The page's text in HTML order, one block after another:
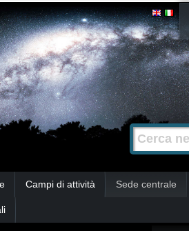
Cerca nel
Campi di attività Sede centrale